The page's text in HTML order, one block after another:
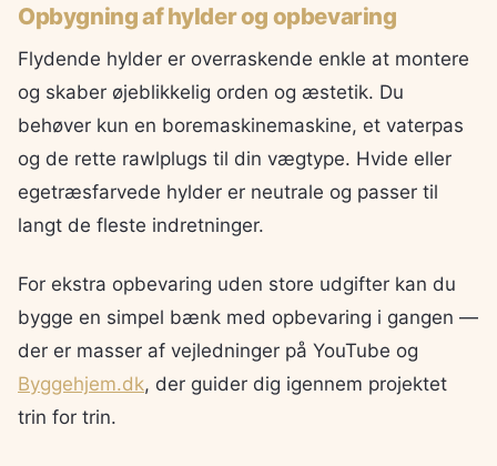
Opbygning af hylder og opbevaring
Flydende hylder er overraskende enkle at montere
og skaber øjeblikkelig orden og æstetik. Du
behøver kun en boremaskinemaskine, et vaterpas
og de rette rawlplugs til din vægtype. Hvide eller
egetræsfarvede hylder er neutrale og passer til
langt de fleste indretninger.
For ekstra opbevaring uden store udgifter kan du
bygge en simpel bænk med opbevaring i gangen —
der er masser af vejledninger på YouTube og
Byggehjem.dk, der guider dig igennem projektet
trin for trin.